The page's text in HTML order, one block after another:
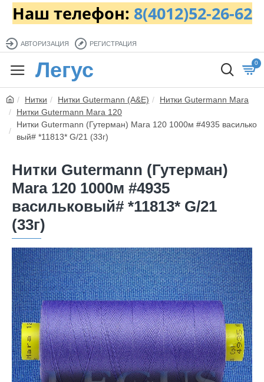
Наш телефон: 8(4012)52-26-62
АВТОРИЗАЦИЯ РЕГИСТРАЦИЯ
Легус 0
Нитки Нитки Gutermann (A&E)
Нитки Gutermann Mara
Нитки Gutermann Mara 120
Нитки Gutermann (Гутерман) Mara 120 1000м #4935 василько
вый# *11813* G/21 (33г)
Нитки Gutermann (Гутерман)
Mara 120 1000м #4935
васильковый# *11813* G/21
(33г)